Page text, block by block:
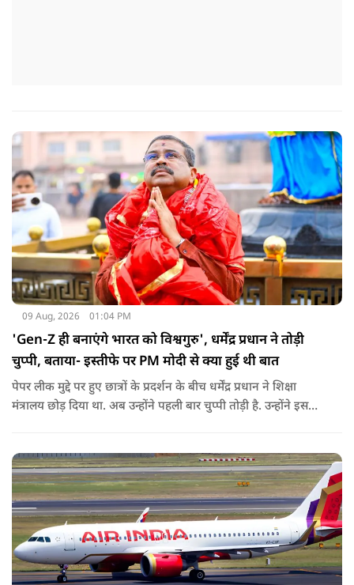
09 Aug, 2026 01:04 PM
'Gen-Z ही बनाएंगे भारत को विश्वगुरु', धर्मेंद्र प्रधान ने तोड़ी
चुप्पी, बताया- इस्तीफे पर PM मोदी से क्या हुई थी बात
पेपर लीक मुद्दे पर हुए छात्रों के प्रदर्शन के बीच धर्मेंद्र प्रधान ने शिक्षा
मंत्रालय छोड़ दिया था. अब उन्होंने पहली बार चुप्पी तोड़ी है. उन्होंने इस